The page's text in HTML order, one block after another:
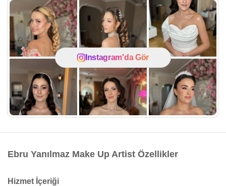
Instagram'da Gör
Ebru Yanılmaz Make Up Artist Özellikler
Hizmet İçeriği